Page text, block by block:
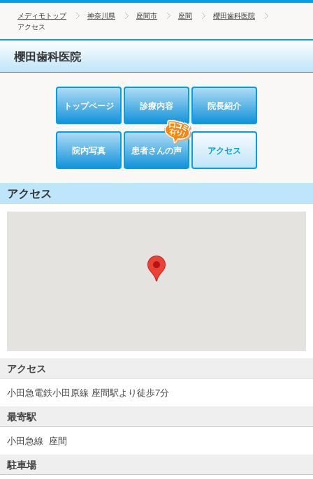
メディモトップ 神奈川県 座間市 座間
櫻田歯科医院
アクセス
櫻田歯科医院
トップページ 診療内容 院長紹介
院内写真 患者さんの声 アクセス
アクセス
アクセス
小田急電鉄小田原線 座間駅より徒歩7分
最寄駅
小田急線 座間
駐車場